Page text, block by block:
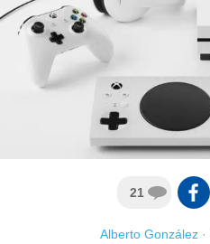
21
Alberto González ·